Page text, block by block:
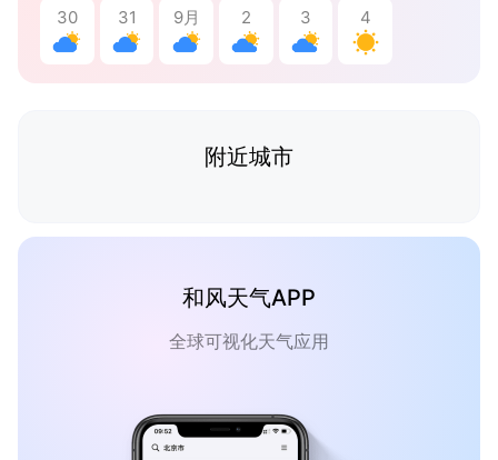
30 31 9月 2 3 4
附近城市
和风天气APP
全球可视化天气应用